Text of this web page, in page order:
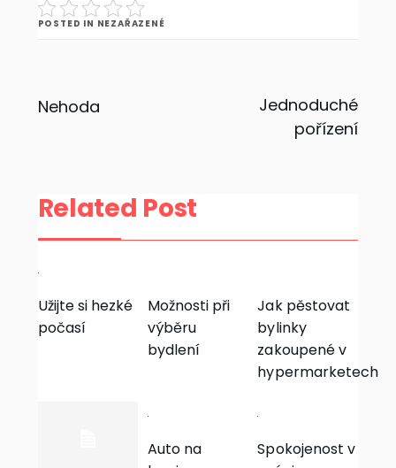
POSTED IN NEZAŘAZENÉ
Navigace
příspěvek
Nehoda
Jednoduché
pořízení
Related Post
Užijte si hezké
počasí
Možnosti při
výběru
bydlení
Jak pěstovat
bylinky
zakoupené v
hypermarketech
Auto na
Spokojenost v